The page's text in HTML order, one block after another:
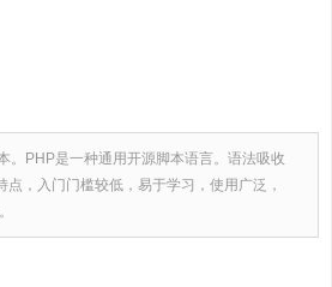
。PHP是一种通用开源脚本语言。语法吸收
，入门门槛较低，易于学习，使用广泛，